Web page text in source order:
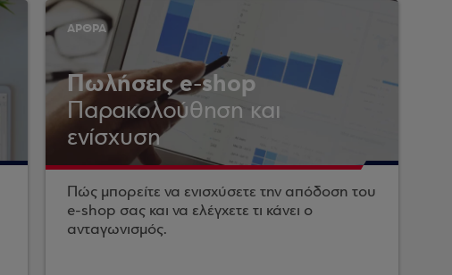
ΑΡΘΡΑ
Πωλήσεις e-shop
Παρακολούθηση και
ενίσχυση
Πώς μπορείτε να ενισχύσετε την απόδοση του
e-shop σας και να ελέγχετε τι κάνει ο
ανταγωνισμός.